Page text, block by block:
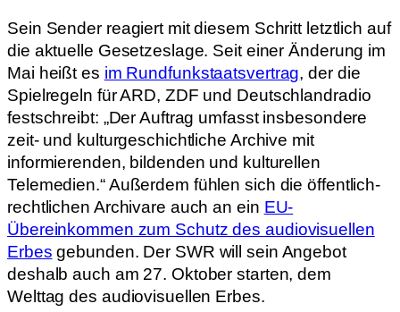
Sein Sender reagiert mit diesem Schritt letztlich auf
die aktuelle Gesetzeslage. Seit einer Änderung im
Mai heißt es im Rundfunkstaatsvertrag, der die
Spielregeln für ARD, ZDF und Deutschlandradio
festschreibt: „Der Auftrag umfasst insbesondere
zeit- und kulturgeschichtliche Archive mit
informierenden, bildenden und kulturellen
Telemedien.“ Außerdem fühlen sich die öffentlich-
rechtlichen Archivare auch an ein EU-
Übereinkommen zum Schutz des audiovisuellen
Erbes gebunden. Der SWR will sein Angebot
deshalb auch am 27. Oktober starten, dem
Welttag des audiovisuellen Erbes.